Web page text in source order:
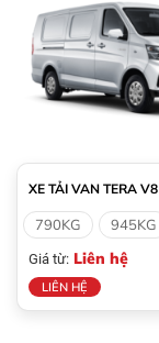
XE TẢI VAN TERA V8
790KG 945KG
Giá từ: Liên hệ
LIÊN HỆ